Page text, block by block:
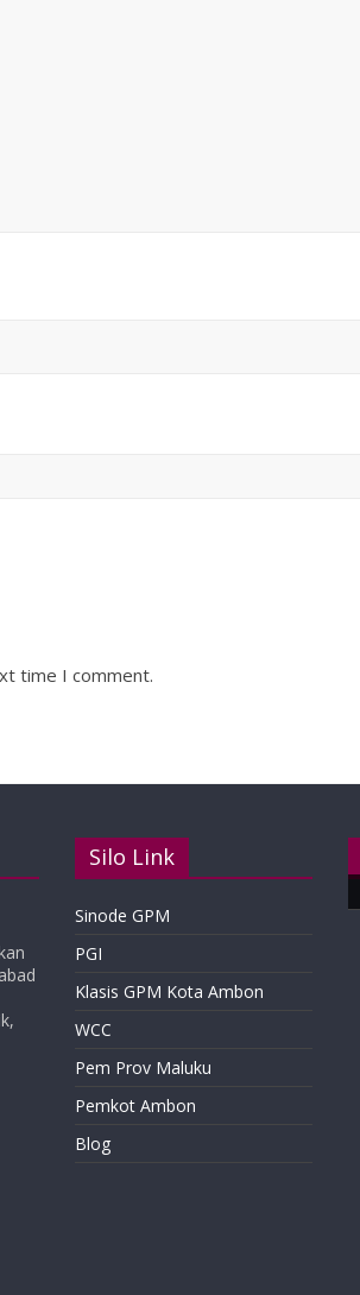
time I comment.
Silo Link
Sinode GPM
PGI
Klasis GPM Kota Ambon
WCC
Pem Prov Maluku
Pemkot Ambon
Blog